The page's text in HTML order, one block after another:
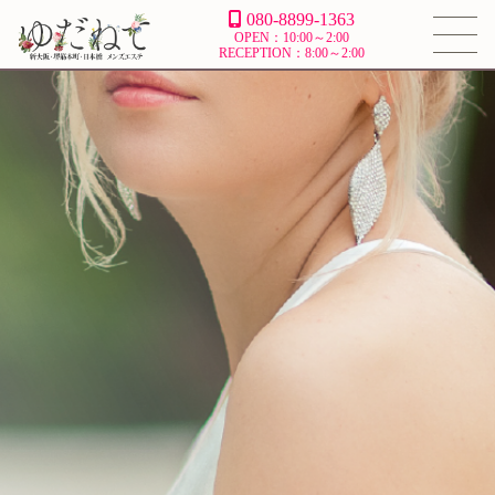
080-8899-1363
OPEN：10:00～2:00
RECEPTION：8:00～2:00